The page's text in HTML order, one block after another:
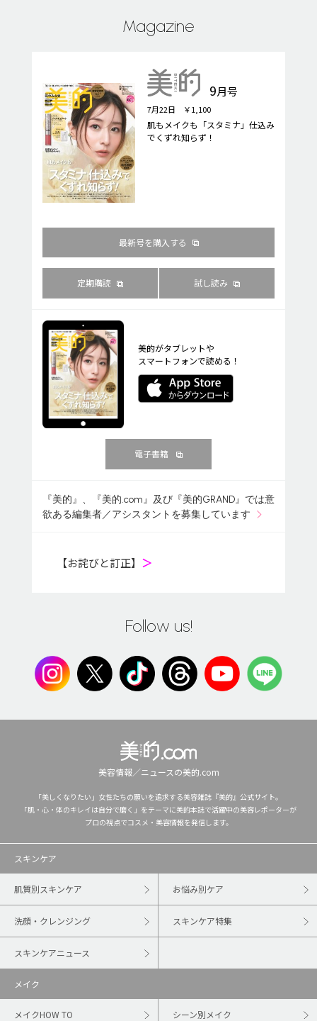
Magazine
9月号
7月22日 ￥1,100
肌もメイクも「スタミナ」仕込み
でくずれ知らず！
最新号を購入する
定期購読 試し読み
美的がタブレットや
スマートフォンで読める！
電子書籍
『美的』、『美的.com』及び『美的GRAND』では意
欲ある編集者／アシスタントを募集しています
【お詫びと訂正】 ＞
Follow us!
美容情報／ニュースの美的.com
「美しくなりたい」女性たちの願いを追求する美容雑誌『美的』公式サイト。
「肌・心・体のキレイは自分で磨く」をテーマに美的本誌で活躍中の美容レポーターが
プロの視点でコスメ・美容情報を発信します。
スキンケア
肌質別スキンケア お悩み別ケア
洗顔・クレンジング スキンケア特集
スキンケアニュース
メイク
メイクHOW TO シーン別メイク